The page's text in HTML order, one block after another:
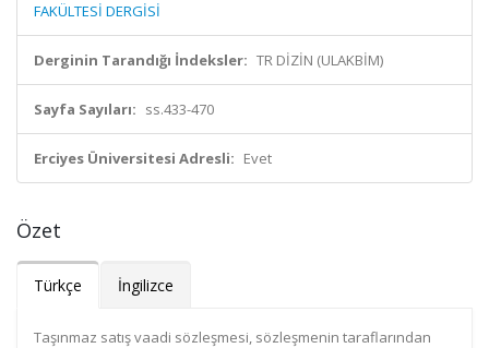
FAKÜLTESİ DERGİSİ
Derginin Tarandığı İndeksler: TR DİZİN (ULAKBİM)
Sayfa Sayıları: ss.433-470
Erciyes Üniversitesi Adresli: Evet
Özet
Türkçe İngilizce
Taşınmaz satış vaadi sözleşmesi, sözleşmenin taraflarından